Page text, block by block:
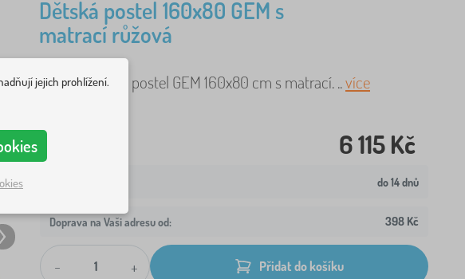
Dětská postel 160x80 GEM s
matrací růžová
Růžová dětská postel GEM 160x80 cm s matrací. ..více
6 115 Kč
do 14 dnů
Doprava na Vaši adresu od: 398 Kč
- + Přidat do košíku
jejich prohlížení.